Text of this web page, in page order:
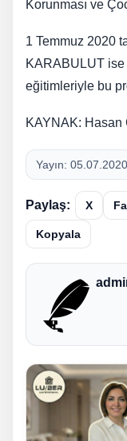
Korunması ve
1 Temmuz 2020
KARABULUT ise
eğitimleriyle bu
KAYNAK: Hasan
Yayın:
Paylaş: X
Kopyala